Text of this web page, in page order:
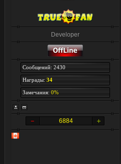
Developer
Сообщений: 2430
Награды: 34
Замечания: 0%
6884